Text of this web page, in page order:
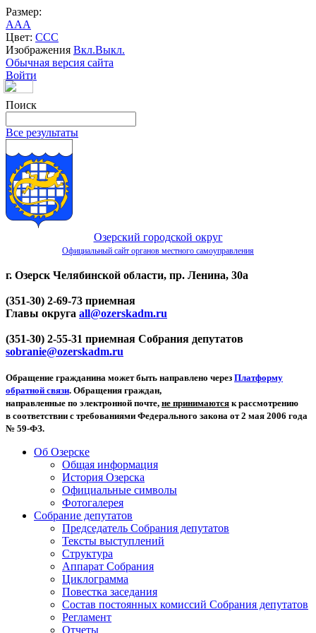
Размер:
AAA
Цвет: CCC
Изображения Вкл.Выкл.
Обычная версия сайта
Войти
Поиск
Все результаты
Озерский городской округ
Официальный сайт органов местного самоуправления
г. Озерск Челябинской области, пр. Ленина, 30а
(351-30) 2-69-73 приемная
Главы округа all@ozerskadm.ru
(351-30) 2-55-31 приемная Собрания депутатов
sobranie@ozerskadm.ru
Обращение гражданина может быть направлено через Платформу
обратной связи. Обращения граждан,
направленные по электронной почте, не принимаются к рассмотрению
в соответствии с требованиями Федерального закона от 2 мая 2006 года
№ 59-ФЗ.
Об Озерске
Общая информация
История Озерска
Официальные символы
Фотогалерея
Собрание депутатов
Председатель Собрания депутатов
Тексты выступлений
Структура
Аппарат Собрания
Циклограмма
Повестка заседания
Состав постоянных комиссий Собрания депутатов
Регламент
Отчеты